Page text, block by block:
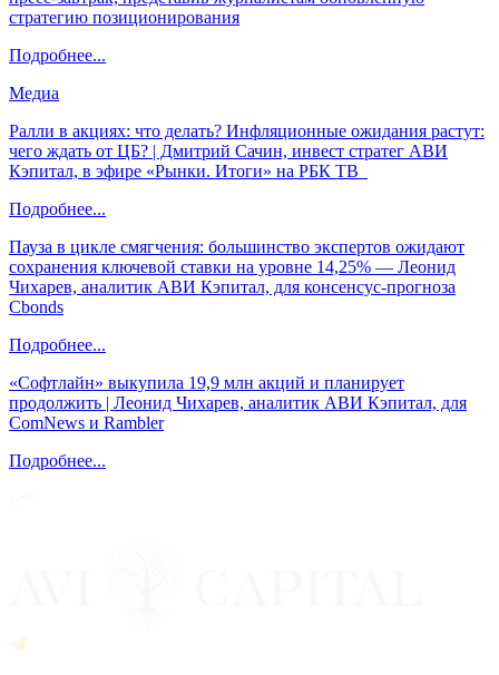
стратегию позиционирования
Подробнее...
Медиа
Ралли в акциях: что делать? Инфляционные ожидания растут:
чего ждать от ЦБ? | Дмитрий Сачин, инвест стратег АВИ
Кэпитал, в эфире «Рынки. Итоги» на РБК ТВ
Подробнее...
Пауза в цикле смягчения: большинство экспертов ожидают
сохранения ключевой ставки на уровне 14,25% — Леонид
Чихарев, аналитик АВИ Кэпитал, для консенсус-прогноза
Cbonds
Подробнее...
«Софтлайн» выкупила 19,9 млн акций и планирует
продолжить | Леонид Чихарев, аналитик АВИ Кэпитал, для
ComNews и Rambler
Подробнее...